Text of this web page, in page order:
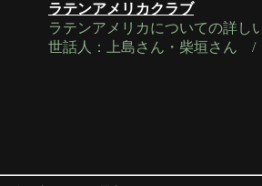
ラテンアメリカクラブ
ラテンアメリカについての詳し
世話人：上島さん・柴垣さん